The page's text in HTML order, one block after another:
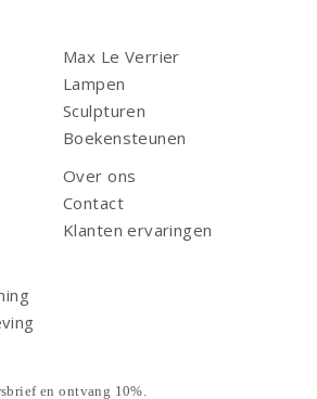
Max Le Verrier
Lampen
Sculpturen
Boekensteunen
Over ons
Contact
Klanten ervaringen
en ontvang 10%.